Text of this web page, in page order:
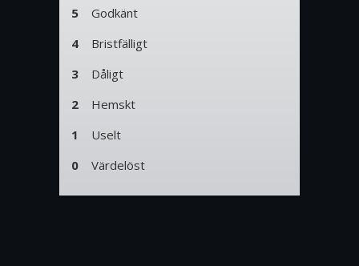
5 Godkänt
4 Bristfälligt
3 Dåligt
2 Hemskt
1 Uselt
0 Värdelöst